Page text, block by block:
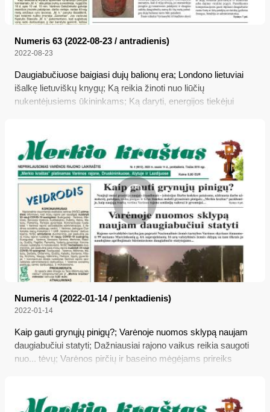
Numeris 63 (2022-08-23 / antradienis)
2022-08-23
Daugiabučiuose baigiasi dujų balionų era; Londono lietuviai
išalkę lietuviškų knygų; Ką reikia žinoti nuo liūčių
nukentėjusiems ūkininkams; Ką daryti, energijos tiekėjui
Numeris 4 (2022-01-14 / penktadienis)
2022-01-14
Kaip gauti grynųjų pinigų?; Varėnoje nuomos sklypą naujam
daugiabučiui statyti; Dažniausiai rajono vaikus reikia saugoti
nuo... tėvų; Varėnos pirčių ir baseino mėgėjams prireiks